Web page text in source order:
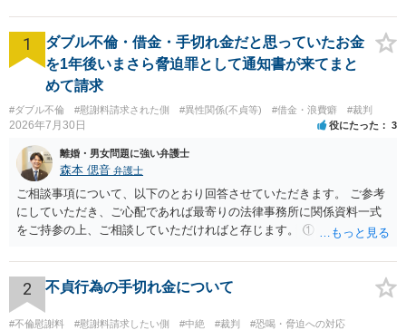
ば不自然といえるような証拠を集めることができました。 そして、これらの
証拠をもとに、詳細な事実の主張を重ねた結果、最終的には訴訟でも妻の請
求は棄却されました（元妻の慰謝料等約500万円の請求は全額否定されたこと
になります）。 男性は、ご自身の主張が認められ、ようやく平穏な日常を取
DV被害を受けたという主張がされることは少なくありません。 しかしなが
ら、中には本当にDVがあったといえるのか、疑問が残るケースもあります。
本件では、幸いにして適切な証拠を収集することができ、最終的には男性のD
V被害があったとはいえないとして、妻からの慰謝料請求が排斥されました
が、仮に適切な証拠を収集することができていなければ、果たしてどうなっ
たのだろうかと思います。 慰謝料請求のケースでは、適切な主張や立証が大
切です。 慰謝料の問題でお悩みでしたら、まずはお気軽にご相談されること
をお勧めいたします。 ※守秘義務の観点から、事例の一部を修正していま
す。 ※事務所として対応いたしました。
1
ダブル不倫・借金・手切れ金だと思っていたお金
を1年後いまさら脅迫罪として通知書が来てまと
めて請求
#ダブル不倫 #慰謝料請求された側 #異性関係(不貞等) #借金・浪費癖 #裁判
2026年7月30日 役にたった 3
離婚・男女問題に強い弁護士
森本 偲音 弁護士
ご相談事項について、以下のとおり回答させていただきます。 ご参考
にしていただき、ご心配であれば最寄りの法律事務所に関係資料一式
をご持参の上、ご相談していただければと存じます。 ① このLINEの
される可能性はあるのか ⇒LINEを含む１００万円の貸付に至るまでの
やり取り等の経緯、誓約書の内容等を踏まえて、関係を清算するため
の 金銭であったと評価される可能性はあると考えます。 ② 「今後一
切関与しないなら100万円振り込む」というLINEや誓約書は、裁判上
2 不貞行為の手切れ金について
#不倫慰謝料 #慰謝料請求したい側 #中絶 #裁判
#恐喝・脅迫への対応